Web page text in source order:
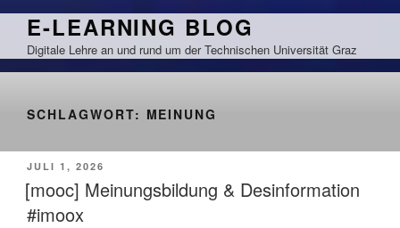
Zum
springen
E-LEARNING BLOG
Digitale Lehre an und rund um der Technischen Universität Graz
SCHLAGWORT: MEINUNG
VERÖFFENTLICHT
AM
JULI 1, 2026
[mooc] Meinungsbildung & Desinformation
#imoox